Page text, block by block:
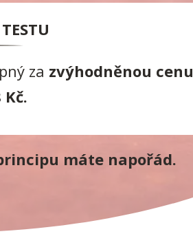
za zvýhodněnou cenu
máte napořád.